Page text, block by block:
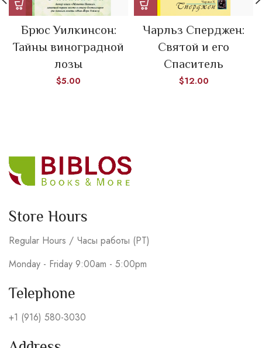
Брюс Уилкинсон:
Тайны виноградной
лозы
$5.00
Чарльз Сперджен:
Святой и его
Спаситель
$12.00
Store Hours
Regular Hours / Часы работы (PT)
Monday - Friday 9:00am - 5:00pm
Telephone
+1 (916) 580-3030